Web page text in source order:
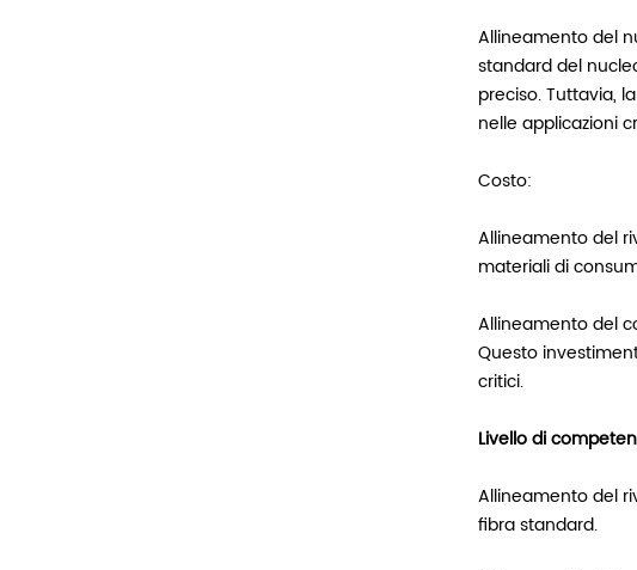
Allineamento del
standard del
preciso. Tuttavia,
nelle applicazioni
Costo:
Allineamento del
materiali di
Allineamento del
Questo
critici.
Livello di
Allineamento del
fibra standard.